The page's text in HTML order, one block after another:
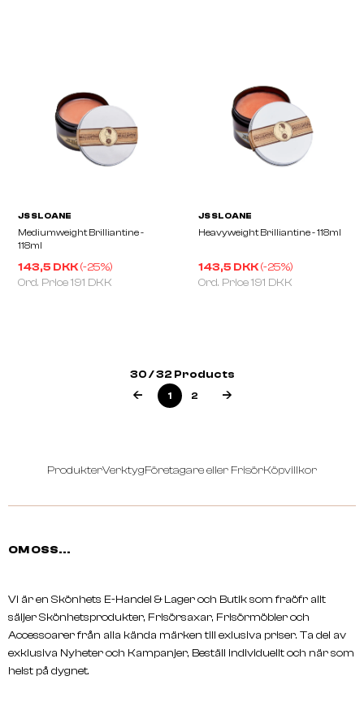
TRUMAN
Matt Clay Pomade 100 Ml
JS SLOANE
Lightweight Pomade -
143,5 DKK(-25%)
Ord. Price191 DKK
143,5 DKK(-25%)
Ord. Price191 DKK
30 / 32 Products
1 2
ProdukterVerktygFöretagare eller FrisörKöpvillkor
OM OSS...
Vi är en Skönhets E-Handel & Lager och Butik som fraöfr allt
säljer Skönhetsprodukter, Frisörsaxar, Frisörmöbler och
Accessoarer från alla kända märken till exlusiva priser. Ta del av
exklusiva Nyheter och Kampanjer, Beställ individuellt och när som
helst på dygnet.